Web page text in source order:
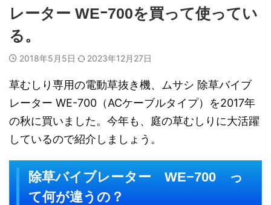
レーター WEｰ700を買って使ってい
る。
2018年5月5日 2023年12月27日
草むしり専用の電動草抜き機、ムサシ 除草バイブ
レーター WE-700（ACケーブルタイプ）を2017年
の秋に買いました。今年も、庭の草むしりに大活躍
しているので紹介しましょう。
除草バイブレーター WE−700 っ
て何が違うの？